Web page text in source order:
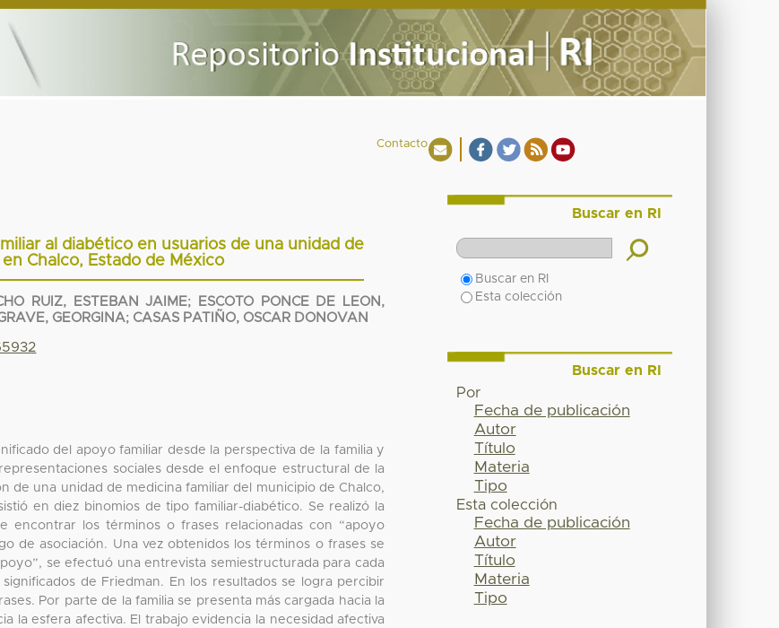
Contacto
al diabético en usuarios de una unidad de
Chalco, Estado de México
RUIZ, ESTEBAN JAIME;
ESCOTO PONCE DE LEON,
GEORGINA; CASAS PATIÑO, OSCAR DONOVAN
del apoyo familiar desde la perspectiva de la familia y
sociales desde el enfoque estructural de la
de una unidad de medicina familiar del municipio de Chalco,
en diez binomios de tipo familiar-diabético. Se realizó la
encontrar los términos o frases relacionadas con “apoyo
de asociación. Una vez obtenidos los términos o frases se
se efectuó una entrevista semiestructurada para cada
de Friedman. En los resultados se logra percibir
Por parte de la familia se presenta más cargada hacia la
la esfera afectiva. El trabajo evidencia la necesidad afectiva
Buscar en RI
Buscar en RI
Esta colección
Buscar en RI
Por
Fecha de publicación
Autor
Título
Materia
Tipo
Esta colección
Fecha de publicación
Autor
Título
Materia
Tipo